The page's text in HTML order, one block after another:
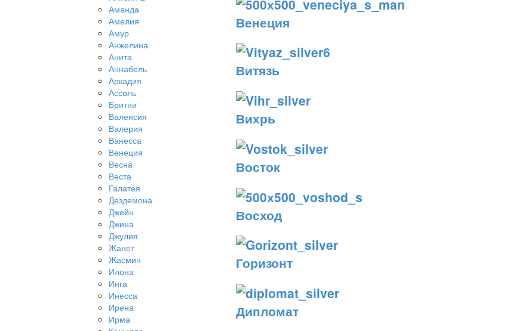
Аманда
Амелия
Амур
Анжелина
Анита
Аннабель
Аркадия
Ассоль
Бритни
Валенсия
Валерия
Ванесса
Венеция
Весна
Веста
Галатея
Дездемона
Джейн
Джина
Джулия
Жанет
Жасмин
Илона
Инга
Инесса
Ирена
Ирма
Венеция
Витязь
Вихрь
Восток
Восход
Горизонт
Дипломат